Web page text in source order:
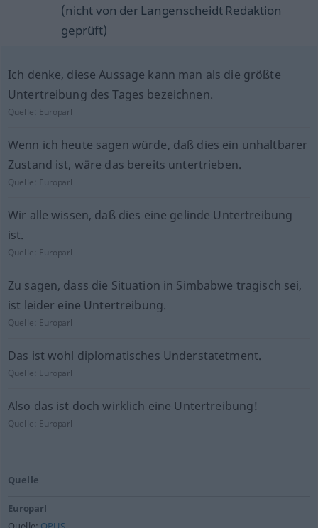
(nicht von der Langenscheidt Redaktion
geprüft)
Ich denke, diese Aussage kann man als die größte
Untertreibung des Tages bezeichnen.
Quelle: Europarl
Wenn ich heute sagen würde, daß dies ein unhaltbarer
Zustand ist, wäre das bereits untertrieben.
Quelle: Europarl
Wir alle wissen, daß dies eine gelinde Untertreibung
ist.
Quelle: Europarl
Zu sagen, dass die Situation in Simbabwe tragisch sei,
ist leider eine Untertreibung.
Quelle: Europarl
Das ist wohl diplomatisches Understatetment.
Quelle: Europarl
Also das ist doch wirklich eine Untertreibung!
Quelle: Europarl
Quelle
Europarl